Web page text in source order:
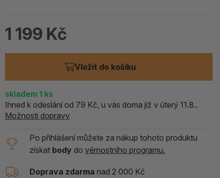
1 199 Kč
Vložit do košíku
skladem 1 ks
Ihned k odeslání od 79 Kč, u vás doma již v úterý 11.8..
Možnosti dopravy
Po přihlášení můžete za nákup tohoto produktu
získat body do věrnostního programu.
Doprava zdarma nad 2 000 Kč